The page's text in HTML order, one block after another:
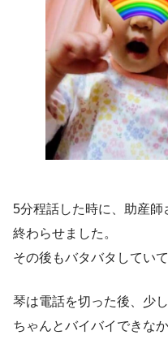
5分程話した時に、助産
終わらせました。
その後もバタバタしてい
琴は電話を切った後、少
ちゃんとバイバイできな